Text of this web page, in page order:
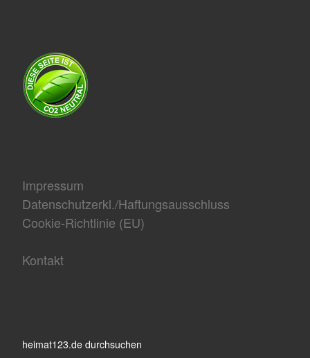
Impressum
Datenschutzerkl./Haftungsausschluss
Cookie-Richtlinie (EU)
Kontakt
heimat123.de durchsuchen